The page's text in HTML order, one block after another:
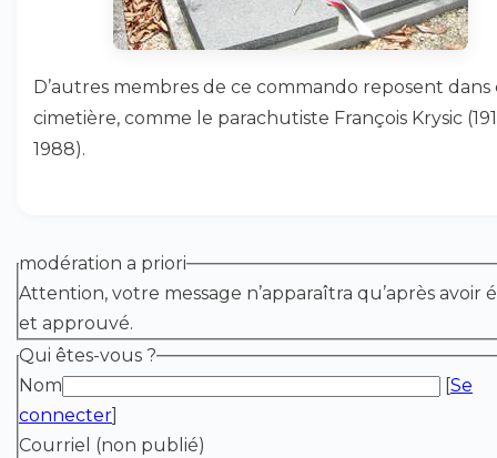
D’autres membres de ce commando reposent dans
cimetière, comme le parachutiste François Krysic
1988).
modération a priori
Attention, votre message n’apparaîtra qu’après avoir
et approuvé.
Qui êtes-vous ?
Nom
[Se
connecter]
Courriel (non publié)